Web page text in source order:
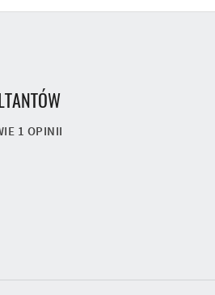
1 OPINII